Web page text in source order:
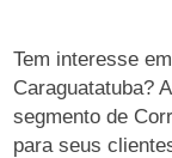
Tem interesse
Caraguatatuba?
segmento de
para seus